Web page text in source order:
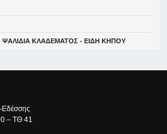
ΚΛΑΔΕΜΑΤΟΣ - ΕΙΔΗ ΚΗΠΟΥ
Εδέσσης
– ΤΘ 41